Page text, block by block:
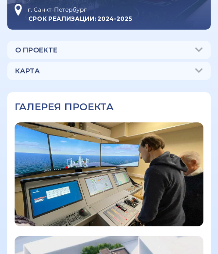
г. Санкт-Петербург
СРОК РЕАЛИЗАЦИИ: 2024-2025
О ПРОЕКТЕ
КАРТА
ГАЛЕРЕЯ ПРОЕКТА